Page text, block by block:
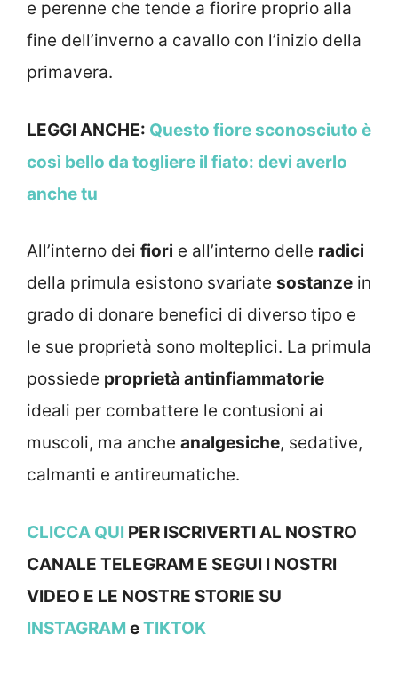
e perenne che tende a fiorire proprio alla
fine dell’inverno a cavallo con l’inizio della
primavera.
LEGGI ANCHE: Questo fiore sconosciuto è
così bello da togliere il fiato: devi averlo
anche tu
All’interno dei fiori e all’interno delle radici
della primula esistono svariate sostanze in
grado di donare benefici di diverso tipo e
le sue proprietà sono molteplici. La primula
possiede proprietà antinfiammatorie
ideali per combattere le contusioni ai
muscoli, ma anche analgesiche, sedative,
calmanti e antireumatiche.
CLICCA QUI PER ISCRIVERTI AL NOSTRO
CANALE TELEGRAM E SEGUI I NOSTRI
VIDEO E LE NOSTRE STORIE SU
INSTAGRAMeTIKTOK